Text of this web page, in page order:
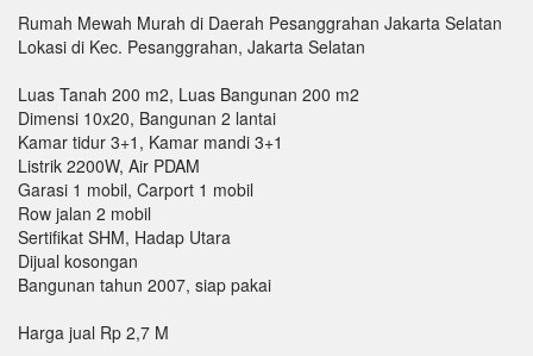
Rumah Mewah Murah di Daerah Pesanggrahan Jakarta Selatan
Lokasi di Kec. Pesanggrahan, Jakarta Selatan
Luas Tanah 200 m2, Luas Bangunan 200 m2
Dimensi 10x20, Bangunan 2 lantai
Kamar tidur 3+1, Kamar mandi 3+1
Listrik 2200W, Air PDAM
Garasi 1 mobil, Carport 1 mobil
Row jalan 2 mobil
Sertifikat SHM, Hadap Utara
Dijual kosongan
Bangunan tahun 2007, siap pakai
Harga jual Rp 2,7 M